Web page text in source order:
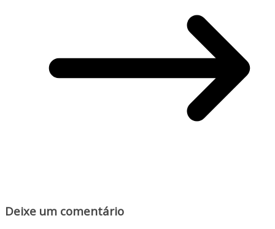
Deixe um comentário